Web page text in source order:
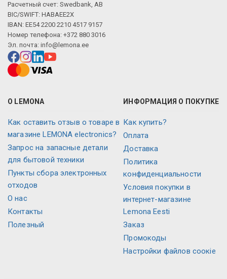
Расчетный счет: Swedbank, AB
BIC/SWIFT: HABAEE2X
IBAN: EE54 2200 2210 4517 9157
Номер телефона: +372 880 3016
Эл. почта: info@lemona.ee
О LEMONA
Как оставить отзыв о товаре в
магазине LEMONA electronics?
Запрос на запасные детали
для бытовой техники
Пункты сбора электронных
отходов
О нас
Контакты
Полезный
ИНФОРМАЦИЯ О ПОКУПКЕ
Как купить?
Оплата
Доставка
Политика
конфиденциальности
Условия покупки в
интернет-магазине
Lemona Eesti
Заказ
Промокоды
Настройки файлов соокіе